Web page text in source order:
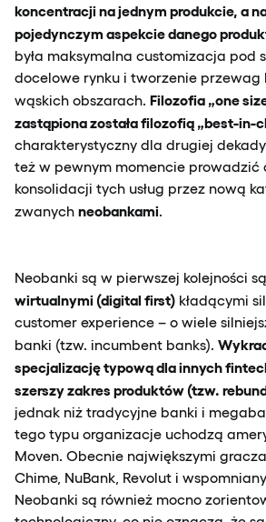
koncentracji na jednym produkcie, a
pojedynczym aspekcie danego
była maksymalna customizacja pod
docelowe rynku i tworzenie przewag
wąskich obszarach. Filozofia „one
zastąpiona została filozofią „best-in-
charakterystyczny dla drugiej dekady
też w pewnym momencie prowadzić
konsolidacji tych usług przez nową
zwanych neobankami.
Neobanki są w pierwszej kolejności są
wirtualnymi (digital first) kładącymi
customer experience – o wiele
banki (tzw. incumbent banks).
specjalizację typową dla innych
szerszy zakres produktów (tzw.
jednak niż tradycyjne banki i
tego typu organizacje uchodzą
Moven. Obecnie największymi
Chime, NuBank, Revolut i
Neobanki są również mocno